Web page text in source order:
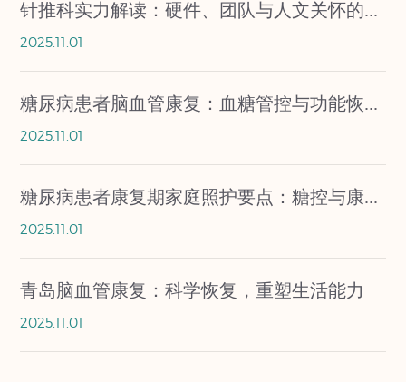
针推科实力解读：硬件、团队与人文关怀的全方位保障
2025.11.01
糖尿病患者脑血管康复：血糖管控与功能恢复双轨并行
2025.11.01
糖尿病患者康复期家庭照护要点：糖控与康复无缝衔接
2025.11.01
青岛脑血管康复：科学恢复，重塑生活能力
2025.11.01